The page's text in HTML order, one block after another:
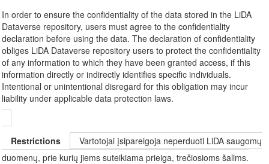
In order to ensure the confidentiality of the data stored in the LiDA
Dataverse repository, users must agree to the confidentiality
declaration before using the data. The declaration of confidentiality
obliges LiDA Dataverse repository users to protect the confidentiality
of any information to which they have been granted access, if this
information directly or indirectly identifies specific individuals.
Intentional or unintentional disregard for this obligation may incur
liability under applicable data protection laws.
Restrictions
Vartotojai įsipareigoja neperduoti LiDA saugomų
duomenų, prie kurių jiems suteikiama prieiga, trečiosioms šalims.